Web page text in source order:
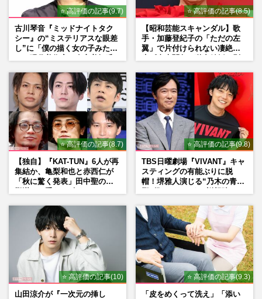
⭐ 高評価の記事(9.7)
古川琴音『ミッドナイトタク
シー』の“ミステリアスな眼差
し”に「僕の描く女の子みた
⭐ 高評価の記事(8.5)
【昭和芸能スキャンダル】歌
手・加藤登紀子の「ただの左
翼」で片付けられない凄絶半
⭐ 高評価の記事(8.7)
【独自】『KAT-TUN』6人が再
集結か、亀梨和也と赤西仁が
「秋に驚く発表」田中聖の刑
⭐ 高評価の記事(9.8)
TBS日曜劇場『VIVANT』キャ
スティングの有能ぶりに脱
帽！堺雅人演じる“乃木の青年
マン長男・櫻井海音だった
⭐ 高評価の記事(10)
山田涼介が『一次元の挿し
⭐ 高評価の記事(9.3)
「皮をめくって洗え」「添い